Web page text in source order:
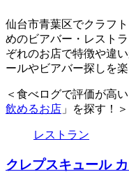
仙台市青葉区でクラフ
めのビアバー・レスト
ぞれのお店で特徴や違
ールやビアバー探しを
＜食べログで評価が高い
飲めるお店 」を探す！＞
レストラン
クレプスキュール